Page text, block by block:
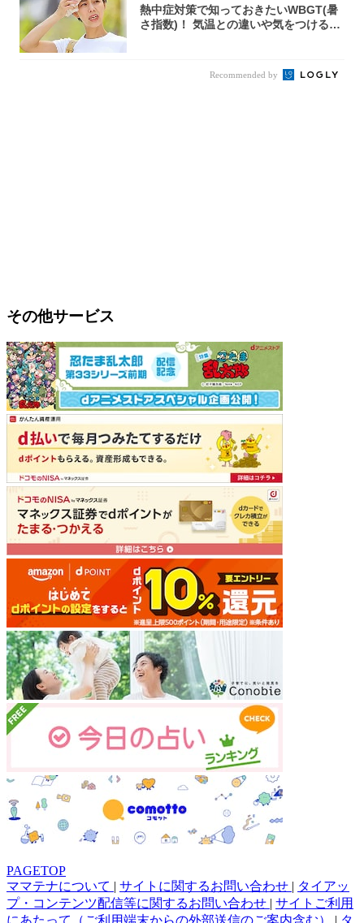
熱中症対策で知っておきたいWBGT(暑
さ指数)！ 気温との違いや気をつけるべ
Recommended by
その他サービス
PAGETOP
ママテナについて | サイトに関するお問い合わせ | タイアッ
プ・コンテンツ配信等に関するお問い合わせ | サイトご利用